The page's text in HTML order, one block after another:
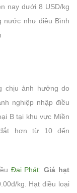
nay dưới 8 USD/kg
nước như điều Bình
chịu ảnh hưởng do
nghiệp nhập điều
B tại khu vực Miền
hơn từ 10 đến
Đại Phát:Giá hạt
kg. Hạt điều loại